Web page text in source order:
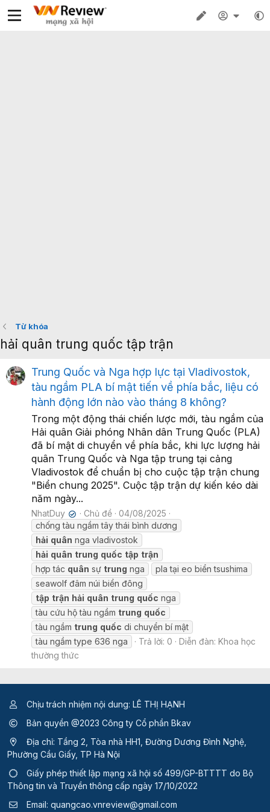
Từ khóa
hải quân trung quốc tập trận
Trung Quốc và Nga hợp lực tại Vladivostok,
tàu ngầm PLA bí mật tiến về phía bắc, liệu có
hành động lớn nào vào tháng 8 không?
Trong một động thái chiến lược mới, tàu ngầm của
Hải quân Giải phóng Nhân dân Trung Quốc (PLA)
đã bí mật di chuyển về phía bắc, khi lực lượng hải
quân Trung Quốc và Nga tập trung tại cảng
Vladivostok để chuẩn bị cho cuộc tập trận chung
"Biển chung 2025". Cuộc tập trận dự kiến kéo dài
năm ngày...
NhatDuy ✔ Chủ đề
04/08/2025
chống tàu ngầm tây thái bình dương
hải quân nga vladivostok
hải quân trung quốc tập trận
hợp tác quân sự trung nga
pla tại eo biển tsushima
seawolf đâm núi biển đông
tập trận hải quân trung quốc nga
tàu cứu hộ tàu ngầm trung quốc
tàu ngầm trung quốc di chuyển bí mật
tàu ngầm type 636 nga
Trả lời: 0 Diễn đàn: Khoa học
thường thức
Chịu trách nhiệm nội dung: LÊ THỊ HẠNH
Bản quyền @2023 Công ty Cổ phần Bkav
Địa chỉ: Tầng 2, Tòa nhà HH1, Đường Dương Đình Nghệ,
Phường Cầu Giấy, TP Hà Nội
Giấy phép thiết lập mạng xã hội số 499/GP-BTTTT do Bộ
Thông tin và Truyền thông cấp ngày 17/10/2022
Email: quangcao.vnreview@gmail.com